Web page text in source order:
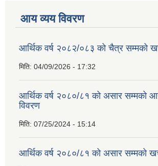
आय व्यय विवरण
आर्थिक वर्ष २०८२/०८३ को चैत्र सम्मको
मिति: 04/09/2026 - 17:32
आर्थिक वर्ष २०८०/८१ को असार सम्मको
विवरण
मिति: 07/25/2024 - 15:14
आर्थिक वर्ष २०८०/८१ को असार सम्मको